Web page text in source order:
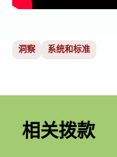
洞察 系统和标准
相关拨款